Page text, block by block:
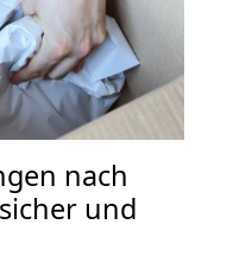
nach
sicher und